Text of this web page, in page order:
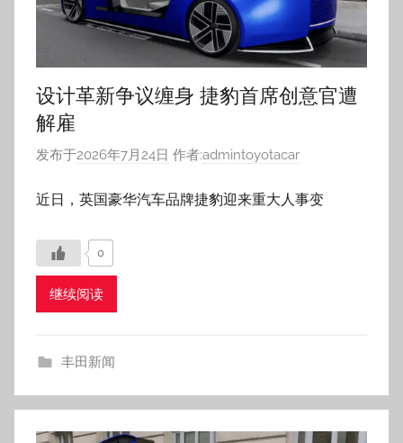
设计革新争议缠身 捷豹首席创意官遭
解雇
发布于2026年7月24日 作者:admintoyotacar
近日，英国豪华汽车品牌捷豹迎来重大人事变
0
继续阅读
丰田新闻